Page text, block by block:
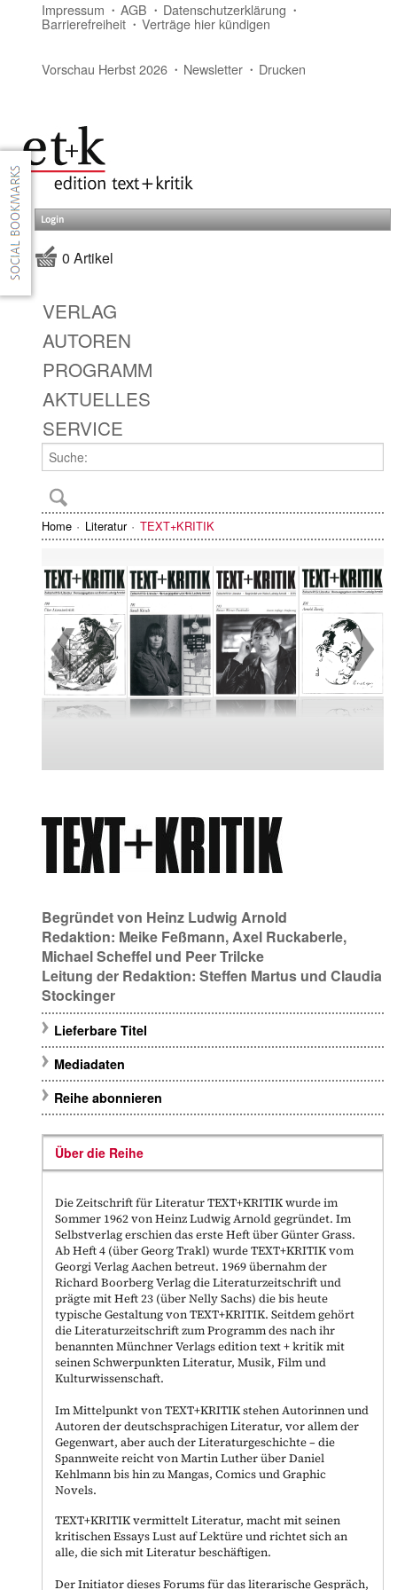
Impressum AGB Datenschutzerklärung
Barrierefreiheit Verträge hier kündigen
Vorschau Herbst 2026 Newsletter Drucken
Login
0 Artikel
VERLAG
AUTOREN
PROGRAMM
AKTUELLES
SERVICE
Home Literatur TEXT+KRITIK
Begründet von Heinz Ludwig Arnold
Redaktion: Meike Feßmann,Axel Ruckaberle,
Michael Scheffel und Peer Trilcke
Leitung der Redaktion: Steffen Martus und Claudia
Stockinger
Lieferbare Titel
Mediadaten
Reihe abonnieren
Über die Reihe
Die Zeitschrift für Literatur TEXT+KRITIK wurde im
Sommer 1962 von Heinz Ludwig Arnold gegründet. Im
Selbstverlag erschien das erste Heft über Günter Grass.
Ab Heft 4 (über Georg Trakl) wurde TEXT+KRITIK vom
Georgi Verlag Aachen betreut. 1969 übernahm der
Richard Boorberg Verlag die Literaturzeitschrift und
prägte mit Heft 23 (über Nelly Sachs) die bis heute
typische Gestaltung von TEXT+KRITIK. Seitdem gehört
die Literaturzeitschrift zum Programm des nach ihr
benannten Münchner Verlags edition text + kritik mit
seinen Schwerpunkten Literatur, Musik, Film und
Kulturwissenschaft.
Im Mittelpunkt von TEXT+KRITIK stehen Autorinnen und
Autoren der deutschsprachigen Literatur, vor allem der
Gegenwart, aber auch der Literaturgeschichte – die
Spannweite reicht von Martin Luther über Daniel
Kehlmann bis hin zu Mangas, Comics und Graphic
Novels.
TEXT+KRITIK vermittelt Literatur, macht mit seinen
kritischen Essays Lust auf Lektüre und richtet sich an
alle, die sich mit Literatur beschäftigen.
Der Initiator dieses Forums für das literarische Gespräch,